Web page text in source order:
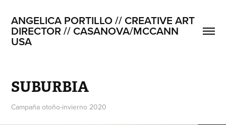
ANGELICA PORTILLO // CREATIVE ART
DIRECTOR // CASANOVA/MCCANN
USA
SUBURBIA
Campaña otoño-invierno 2020